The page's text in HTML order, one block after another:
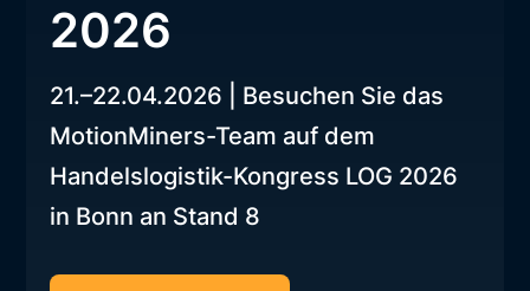
2026
21.–22.04.2026 | Besuchen Sie das
MotionMiners-Team auf dem
Handelslogistik-Kongress LOG 2026
in Bonn an Stand 8